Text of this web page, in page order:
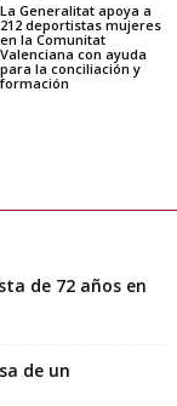
La Generalitat apoya a
212 deportistas mujeres
en la Comunitat
Valenciana con ayuda
para la conciliación y
formación
de 72 años en
de un